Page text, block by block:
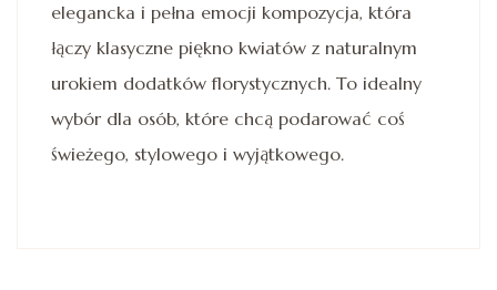
elegancka i pełna emocji kompozycja, która
łączy klasyczne piękno kwiatów z naturalnym
urokiem dodatków florystycznych. To idealny
wybór dla osób, które chcą podarować coś
świeżego, stylowego i wyjątkowego.